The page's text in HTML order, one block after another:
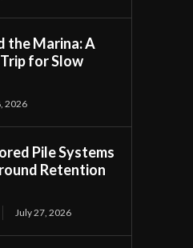
the Marina: A
for Slow
2026
Pile Systems
Retention
July 27, 2026